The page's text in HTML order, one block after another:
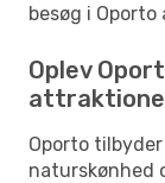
besøg i Oporto
Oplev
Oporto
naturskønhed